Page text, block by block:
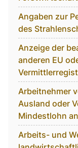
Angaben zur
des
Anzeige der
anderen EU
Arbeitnehmer
Ausland oder
Mindestlohn
Arbeits- und